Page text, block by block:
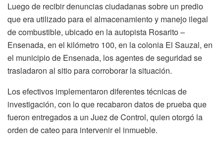
Luego de recibir denuncias ciudadanas sobre un predio
que era utilizado para el almacenamiento y manejo ilegal
de combustible, ubicado en la autopista Rosarito –
Ensenada, en el kilómetro 100, en la colonia El Sauzal, en
el municipio de Ensenada, los agentes de seguridad se
trasladaron al sitio para corroborar la situación.
Los efectivos implementaron diferentes técnicas de
investigación, con lo que recabaron datos de prueba que
fueron entregados a un Juez de Control, quien otorgó la
orden de cateo para intervenir el inmueble.